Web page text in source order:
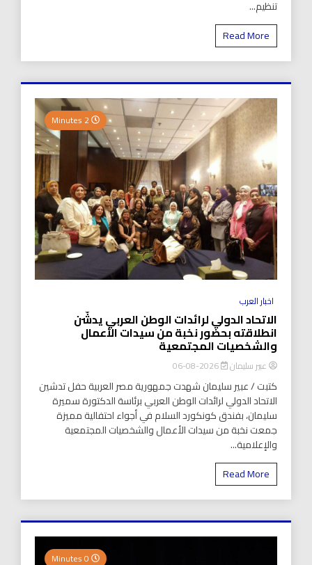
تنظيم...
Read More
اخبار العرب
الاتحاد الدولي لرائدات الوطن العربي يدشّن
انطلاقته بحضور نخبة من سيدات الأعمال
والشخصيات المجتمعية
عبير سليمان 2026-08-06
كتبت / عبير سليمان شهدت جمهورية مصر العربية حفل تدشين
الاتحاد الدولي لرائدات الوطن العربي برئاسة الدكتورة سميرة
سليمان، بفندق كونكورد السلام في أجواء احتفالية مميزة
جمعت نخبة من سيدات الأعمال والشخصيات المجتمعية
والإعلامية...
Read More